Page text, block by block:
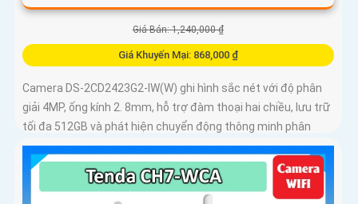
Giá Bán: 1,240,000 ₫
Giá Khuyến Mại: 868,000 ₫
Camera DS-2CD2423G2-IW(W) ghi hình sắc nét với độ phân
giải 4MP, ống kính 2. 8mm, hỗ trợ đàm thoại hai chiều, lưu trữ
tối đa 512GB và phát hiện chuyển động thông minh phân
biệt người, phương tiện